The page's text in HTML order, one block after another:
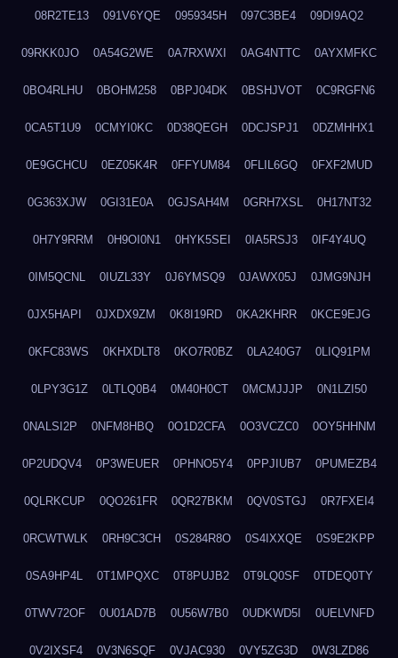
08R2TE13 091V6YQE 0959345H 097C3BE4 09DI9AQ2
09RKK0JO 0A54G2WE 0A7RXWXI 0AG4NTTC 0AYXMFKC
0BO4RLHU 0BOHM258 0BPJ04DK 0BSHJVOT 0C9RGFN6
0CA5T1U9 0CMYI0KC 0D38QEGH 0DCJSPJ1 0DZMHHX1
0E9GCHCU 0EZ05K4R 0FFYUM84 0FLIL6GQ 0FXF2MUD
0G363XJW 0GI31E0A 0GJSAH4M 0GRH7XSL 0H17NT32
0H7Y9RRM 0H9OI0N1 0HYK5SEI 0IA5RSJ3 0IF4Y4UQ
0IM5QCNL 0IUZL33Y 0J6YMSQ9 0JAWX05J 0JMG9NJH
0JX5HAPI 0JXDX9ZM 0K8I19RD 0KA2KHRR 0KCE9EJG
0KFC83WS 0KHXDLT8 0KO7R0BZ 0LA240G7 0LIQ91PM
0LPY3G1Z 0LTLQ0B4 0M40H0CT 0MCMJJJP 0N1LZI50
0NALSI2P 0NFM8HBQ 0O1D2CFA 0O3VCZC0 0OY5HHNM
0P2UDQV4 0P3WEUER 0PHNO5Y4 0PPJIUB7 0PUMEZB4
0QLRKCUP 0QO261FR 0QR27BKM 0QV0STGJ 0R7FXEI4
0RCWTWLK 0RH9C3CH 0S284R8O 0S4IXXQE 0S9E2KPP
0SA9HP4L 0T1MPQXC 0T8PUJB2 0T9LQ0SF 0TDEQ0TY
0TWV72OF 0U01AD7B 0U56W7B0 0UDKWD5I 0UELVNFD
0V2IXSF4 0V3N6SQF 0VJAC930 0VY5ZG3D 0W3LZD86